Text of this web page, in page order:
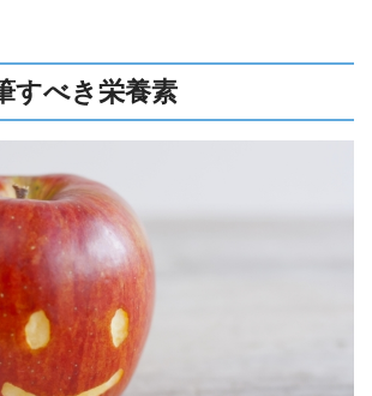
すべき栄養素